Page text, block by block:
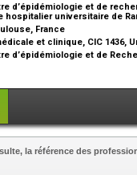
d’épidémiologie et de
hospitalier universitaire de
France
et clinique, CIC 1436,
d’épidémiologie et de
la référence des